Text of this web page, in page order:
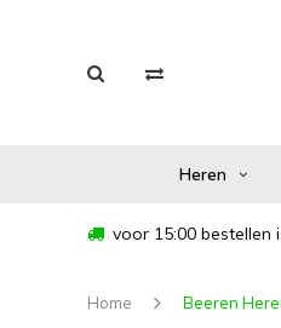
Heren
voor 15:00
Home Beeren